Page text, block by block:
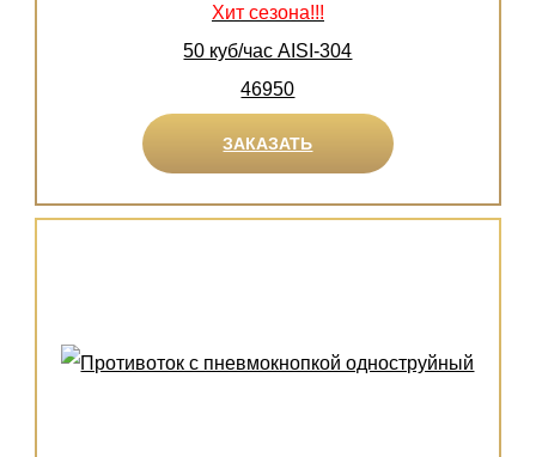
Хит сезона!!!
50 куб/час AISI-304
46950
ЗАКАЗАТЬ